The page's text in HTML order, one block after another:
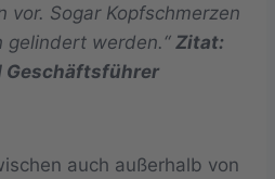
vor. Sogar Kopfschmerzen
gelindert werden.“ Zitat:
Geschäftsführer
auch außerhalb von